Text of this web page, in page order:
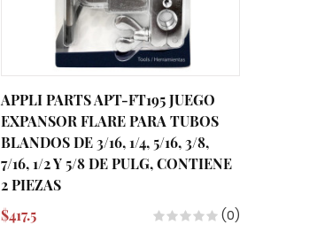
APPLI PARTS APT-FT195 JUEGO
EXPANSOR FLARE PARA TUBOS
BLANDOS DE 3/16, 1/4, 5/16, 3/8,
7/16, 1/2 Y 5/8 DE PULG, CONTIENE
2 PIEZAS
$417.5
(0)